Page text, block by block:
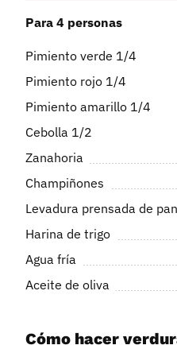
Para 4 personas
Pimiento verde 1/4
Pimiento rojo 1/4
Pimiento amarillo 1/4
Cebolla 1/2
Zanahoria
Champiñones
Levadura prensada de
Harina de trigo
Agua fría
Aceite de oliva
Cómo hacer